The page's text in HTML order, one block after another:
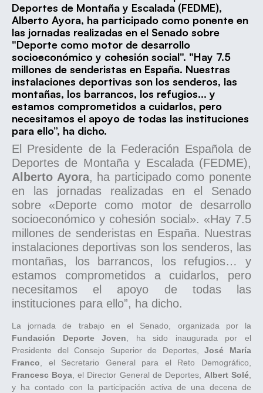
Deportes de Montaña y Escalada (FEDME),
Alberto Ayora, ha participado como ponente en
las jornadas realizadas en el Senado sobre
"Deporte como motor de desarrollo
socioeconómico y cohesión social". "Hay 7.5
millones de senderistas en España. Nuestras
instalaciones deportivas son los senderos, las
montañas, los barrancos, los refugios... y
estamos comprometidos a cuidarlos, pero
necesitamos el apoyo de todas las instituciones
para ello”, ha dicho.
El Presidente de la Federación Española de
Deportes de Montaña y Escalada (FEDME),
Alberto Ayora, ha participado como ponente
en las jornadas realizadas en el Senado
sobre «Deporte como motor de desarrollo
socioeconómico y cohesión social». «Hay 7.5
millones de senderistas en España. Nuestras
instalaciones deportivas son los senderos, las
montañas, los barrancos, los refugios… y
estamos comprometidos a cuidarlos, pero
necesitamos el apoyo de todas las
instituciones para ello”, ha dicho.
La jornada de trabajo en el Senado, organizada por la
Fundación Deporte Joven, ha sido inaugurada por el
Presidente del Consejo Superior de Deportes,José María
Franco, el Secretario General para el Reto Demográfico,
Francesc Boya, el Director General de Deportes, Albert Solé,
y ha contado con la participación activa de una decena de